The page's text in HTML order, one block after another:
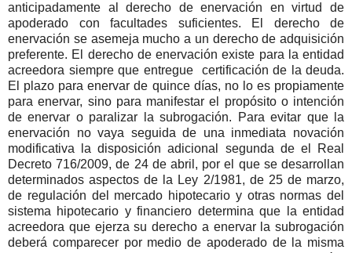
anticipadamente al derecho de enervación en virtud de
apoderado con facultades suficientes. El derecho de
enervación se asemeja mucho a un derecho de adquisición
preferente. El derecho de enervación existe para la entidad
acreedora siempre que entregue certificación de la deuda.
El plazo para enervar de quince días, no lo es propiamente
para enervar, sino para manifestar el propósito o intención
de enervar o paralizar la subrogación. Para evitar que la
enervación no vaya seguida de una inmediata novación
modificativa la disposición adicional segunda de el Real
Decreto 716/2009, de 24 de abril, por el que se desarrollan
determinados aspectos de la Ley 2/1981, de 25 de marzo,
de regulación del mercado hipotecario y otras normas del
sistema hipotecario y financiero determina que la entidad
acreedora que ejerza su derecho a enervar la subrogación
deberá comparecer por medio de apoderado de la misma